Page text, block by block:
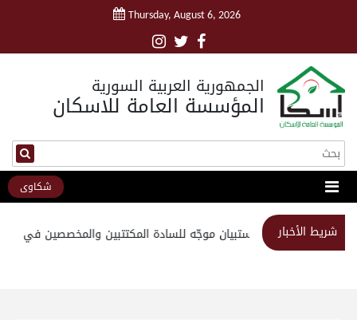
Thursday, August 6, 2026
الجمهورية العربية السورية
المؤسسة العامة للاسكان
شكاوى
شريط الأخبار استبيان موجّه للسادة المكتتبين والمخصصين في